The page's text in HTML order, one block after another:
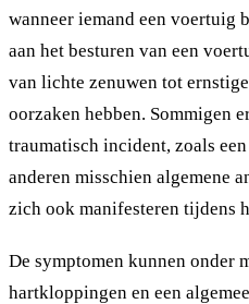
wanneer iemand een voertuig
aan het besturen van een
van lichte zenuwen tot
oorzaken hebben. Sommigen
traumatisch incident, zoals
anderen misschien algemene
zich ook manifesteren tijdens
De symptomen kunnen onder
hartkloppingen en een